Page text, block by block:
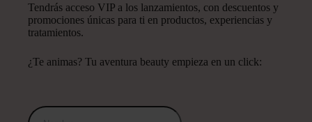
Tendrás acceso VIP a los lanzamientos, con descuentos y
promociones únicas para ti en productos, experiencias y
tratamientos.
¿Te animas? Tu aventura beauty empieza en un click: